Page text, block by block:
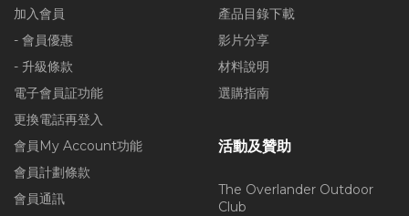
加入會員
- 會員優惠
- 升級條款
電子會員証功能
更換電話再登入
會員My Account功能
會員計劃條款
會員通訊
產品目錄下載
影片分享
材料說明
選購指南
活動及贊助
The Overlander Outdoor
Club